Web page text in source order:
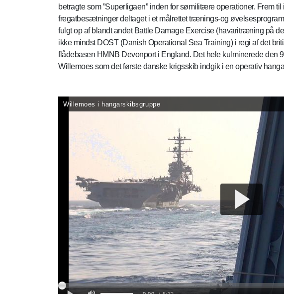
betragte som ”Superligaen” inden for sømilitære operationer. Frem
fregatbesætninger deltaget i et målrettet trænings-og
fulgt op af blandt andet Battle Damage Exercise (havaritræning på
ikke mindst DOST (Danish Operational Sea Training) i regi af det
flådebasen HMNB Devonport i England. Det hele kulminerede den
Willemoes som det første danske krigsskib indgik i en operativ